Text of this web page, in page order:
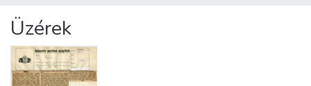
Statistics
About us
Üzérek